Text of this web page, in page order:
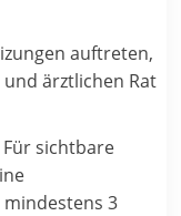
auftreten,
ärztlichen Rat
sichtbare
3